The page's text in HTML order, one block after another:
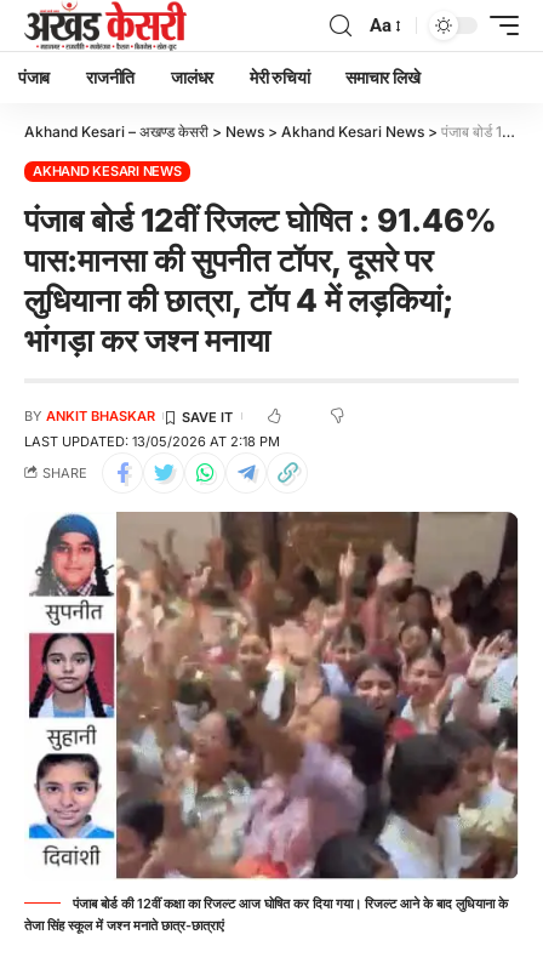
Aa
पंजाब राजनीति जालंधर मेरी रुचियां समाचार लिखे
Akhand Kesari – अखण्ड केसरी > News > Akhand Kesari News > पंजाब बोर्ड 12वीं रिजल्ट घोषित : 91.46% पास:मानसा की सुपनीत टॉपर, दूसरे पर लुधियाना की छात्रा, टॉप 4 में लड़कियां; भांगड़ा कर जश्न मनाया
AKHAND KESARI NEWS
पंजाब बोर्ड 12वीं रिजल्ट घोषित : 91.46%
पास:मानसा की सुपनीत टॉपर, दूसरे पर
लुधियाना की छात्रा, टॉप 4 में लड़कियां;
भांगड़ा कर जश्न मनाया
LAST UPDATED: 13/05/2026 AT 2:18 PM
BY ANKIT BHASKAR
SHARE
पंजाब बोर्ड की 12वीं कक्षा का रिजल्ट आज घोषित कर दिया गया। रिजल्ट आने के बाद लुधियाना के
तेजा सिंह स्कूल में जश्न मनाते छात्र-छात्राएं